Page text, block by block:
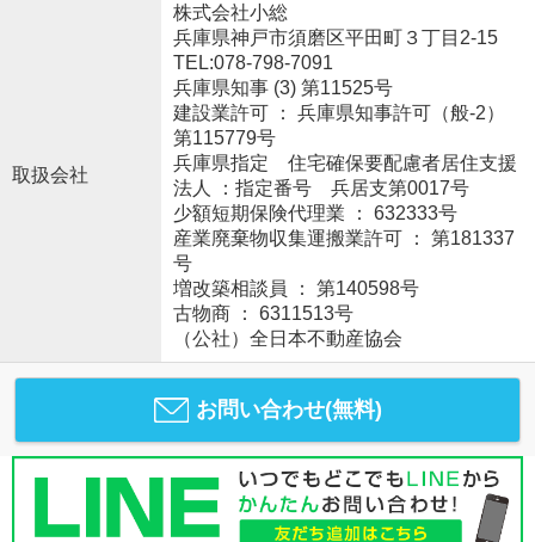
取扱会社
株式会社小総
兵庫県神戸市須磨区平田町３丁目2-15
TEL:078-798-7091
兵庫県知事 (3) 第11525号
建設業許可 ： 兵庫県知事許可（般-2）
第115779号
兵庫県指定 住宅確保要配慮者居住支援
法人 ：指定番号 兵居支第0017号
少額短期保険代理業 ： 632333号
産業廃棄物収集運搬業許可 ： 第181337
号
増改築相談員 ： 第140598号
古物商 ： 6311513号
（公社）全日本不動産協会
お問い合わせ(無料)